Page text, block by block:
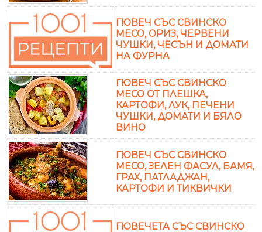
ГЮВЕЧ СЪС СВИНСКО
МЕСО, ОРИЗ, ЧЕРВЕНИ
ЧУШКИ, ЧЕСЪН И ДОМАТИ
НА ФУРНА
ГЮВЕЧ СЪС СВИНСКО
МЕСО ОТ ПЛЕШКА,
КАРТОФИ, ЛУК, ПЕЧЕНИ
ЧУШКИ, ДОМАТИ И БЯЛО
ВИНО
ГЮВЕЧ СЪС СВИНСКО
МЕСО, ЗЕЛЕН ФАСУЛ, БАМЯ,
ГРАХ, ПАТЛАДЖАН,
КАРТОФИ И ТИКВИЧКИ
ГЮВЕЧЕТА СЪС СВИНСКО